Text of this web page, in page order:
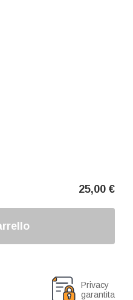
25,00 €
Privacy
garantita